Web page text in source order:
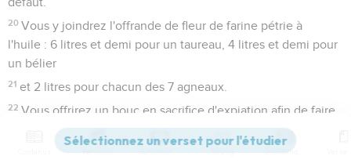
20 Vous y joindrez l'offrande de fleur de farine pétrie à
l'huile : 6 litres et demi pour un taureau, 4 litres et demi pour
un bélier
21 et 2 litres pour chacun des 7 agneaux.
22 Vous offrirez un bouc en sacrifice d'expiation afin de faire
l'expiation pour vous.
Vous offrirez ces sacrifices en plus de l'holocauste du
Versions Commentaires Strong